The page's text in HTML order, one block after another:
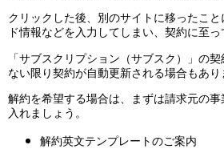
クリックした後、別のサイトに移ったこ
ド情報などを入力してしまい、契約に至っ
「サブスクリプション（サブスク）」の
ない限り契約が自動更新される場合もあり
解約を希望する場合は、まずは請求元の
入れましょう。
解約英文テンプレートのご案内